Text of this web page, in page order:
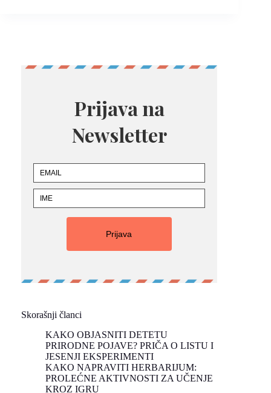
Skorašnji članci
KAKO OBJASNITI DETETU
PRIRODNE POJAVE? PRIČA O LISTU I
JESENJI EKSPERIMENTI
KAKO NAPRAVITI HERBARIJUM:
PROLEĆNE AKTIVNOSTI ZA UČENJE
KROZ IGRU